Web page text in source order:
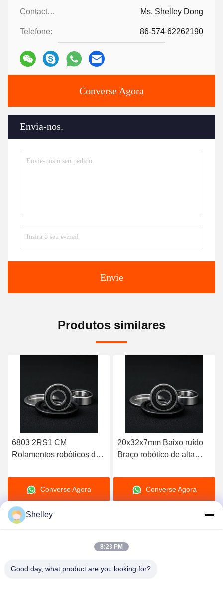
Contactos: Ms. Shelley Dong
Telefone: 86-574-62262190
Converse Agora
Envia-nos.
Envie
Produtos similares
6803 2RS1 CM
Rolamentos robóticos de
de precisão de alta
velocidade linha única
Converse Agora
20x32x7mm Baixo ruído
Braço robótico de alta
linha única Rolamento de
bola de ranhura profunda
Converse Agora
Beining Intelligent Technology (Zhejiang) Co.,
Shelley
8:23 PM
Good day, what product are you looking for?